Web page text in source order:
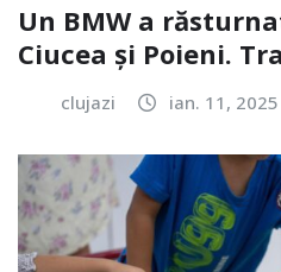
Un BMW a
Ciucea și Poieni.
clujazi ian. 11, 2025